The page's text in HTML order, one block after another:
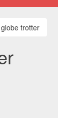
trotter